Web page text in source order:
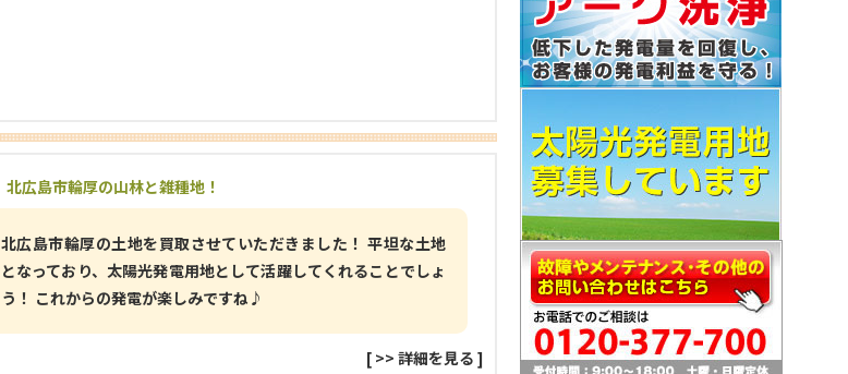
北広島市輪厚の山林と雑種地！
北広島市輪厚の土地を買取させていただきました！ 平坦な土地
となっており、太陽光発電用地として活躍してくれることでしょ
う！ これからの発電が楽しみですね♪
[ >> 詳細を見る ]